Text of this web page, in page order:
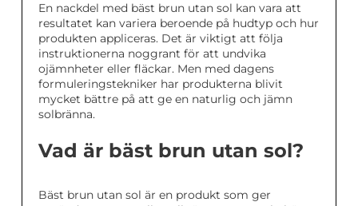
En nackdel med bäst brun utan sol kan vara att
resultatet kan variera beroende på hudtyp och hur
produkten appliceras. Det är viktigt att följa
instruktionerna noggrant för att undvika
ojämnheter eller fläckar. Men med dagens
formuleringstekniker har produkterna blivit
mycket bättre på att ge en naturlig och jämn
solbränna.
Vad är bäst brun utan sol?
Bäst brun utan sol är en produkt som ger